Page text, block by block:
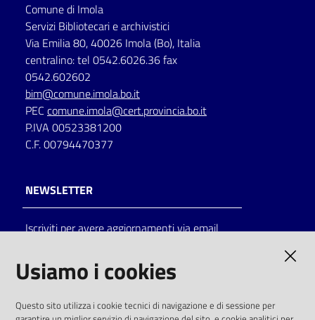
lettura
Seguici
su
Catalogo
on line
Comune di Imola
Servizi Bibliotecari e archivistici
Via Emilia 80, 40026 Imola (Bo), Italia
centralino: tel 0542.6026.36 fax
0542.602602
bim@comune.imola.bo.it
PEC comune.imola@cert.provincia.bo.it
P.IVA 00523381200
C.F. 00794470377
NEWSLETTER
Iscriviti per avere aggiornamenti via email
solo alle condizioni previste dalla direttiva
Usiamo i cookies
Questo sito utilizza i cookie tecnici di navigazione e di sessione per